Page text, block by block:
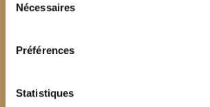
Nécessaires
Préférences
Statistiques